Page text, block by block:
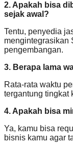
2. Apakah bisa
sejak awal?
Tentu, penyedia
mengintegrasikan
pengembangan.
3. Berapa lama
Rata-rata waktu
tergantung tingkat
4. Apakah bisa
Ya, kamu bisa
bisnis kamu agar